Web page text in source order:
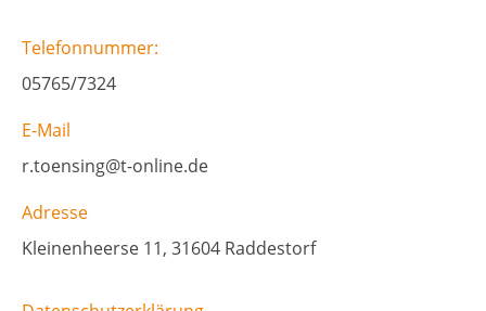
Telefonnummer:
05765/7324
E-Mail
r.toensing@t-online.de
Adresse
Kleinenheerse 11, 31604 Raddestorf